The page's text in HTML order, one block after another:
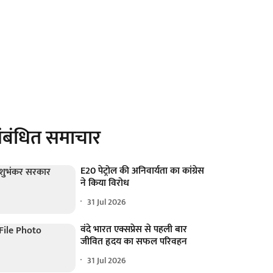
समाचार
E20 पेट्रोल की अनिवार्यता का कांग्रेस
ने किया विरोध
31 Jul 2026
वंदे भारत एक्सप्रेस से पहली बार
जीवित हृदय का सफल परिवहन
31 Jul 2026